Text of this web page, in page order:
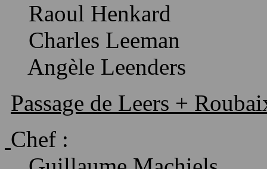
Raoul Henkard
Charles Leeman
Angèle Leenders
Passage de Leers +
Chef :